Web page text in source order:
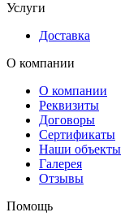
Услуги
Доставка
О компании
О компании
Реквизиты
Договоры
Сертификаты
Наши объекты
Галерея
Отзывы
Помощь